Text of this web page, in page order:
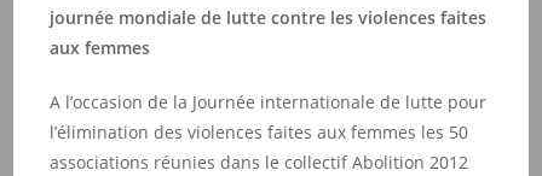
journée mondiale de lutte contre les violences faites
aux femmes
A l’occasion de la Journée internationale de lutte pour
l’élimination des violences faites aux femmes les 50
associations réunies dans le collectif Abolition 2012